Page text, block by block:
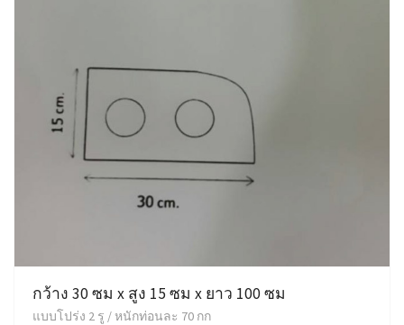
กว้าง 30 ซม x สูง 15 ซม x ยาว 100 ซม
แบบโปร่ง 2 รู / หนักท่อนละ 70 กก